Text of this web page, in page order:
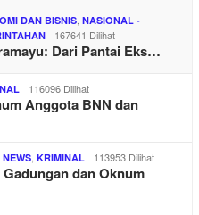
DAN BISNIS, NASIONAL -
167641 Dilihat
Dari Pantai Eks…
116096 Dilihat
Anggota BNN dan
, KRIMINAL 113953 Dilihat
dan Oknum